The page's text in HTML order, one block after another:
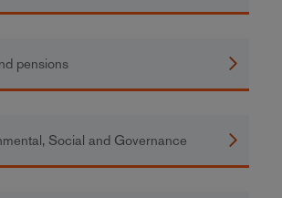
pensions
Social and Governance